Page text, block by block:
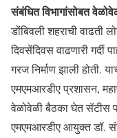
संबंधित विभागांसोबत
डोंबिवली शहराची वाढती
दिवसेंदिवस वाढणारी गर्दी
गरज निर्माण झाली होती.
एमएमआरडीए प्रशासन,
वेळोवेळी बैठका घेत सॅटीस
एमएमआरडीए आयुक्त डॉ.